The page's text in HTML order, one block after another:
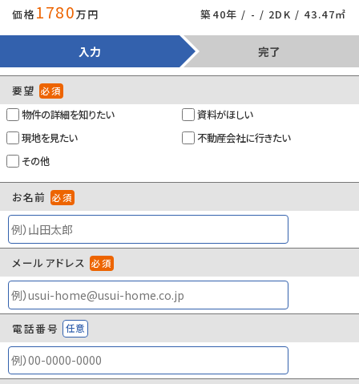
価格1780万円 築40年 / - / 2DK / 43.47㎡
入力 完了
要望 必須
物件の詳細を知りたい
資料がほしい
現地を見たい
不動産会社に行きたい
その他
お名前 必須
メールアドレス 必須
電話番号 任意